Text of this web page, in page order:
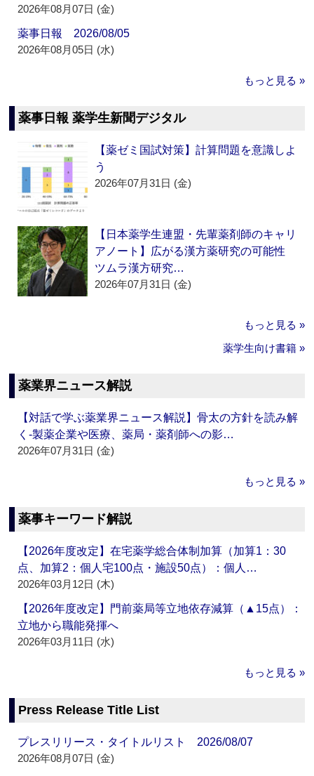
2026年08月07日 (金)
薬事日報 2026/08/05
2026年08月05日 (水)
もっと見る »
薬事日報 薬学生新聞デジタル
【薬ゼミ国試対策】計算問題を意識しよ
う
2026年07月31日 (金)
【日本薬学生連盟・先輩薬剤師のキャリ
アノート】広がる漢方薬研究の可能性
ツムラ漢方研究…
2026年07月31日 (金)
もっと見る »
薬学生向け書籍 »
薬業界ニュース解説
【対話で学ぶ薬業界ニュース解説】骨太の方針を読み解
く‐製薬企業や医療、薬局・薬剤師への影…
2026年07月31日 (金)
もっと見る »
薬事キーワード解説
【2026年度改定】在宅薬学総合体制加算（加算1：30
点、加算2：個人宅100点・施設50点）：個人…
2026年03月12日 (木)
【2026年度改定】門前薬局等立地依存減算（▲15点）：
立地から職能発揮へ
2026年03月11日 (水)
もっと見る »
Press Release Title List
プレスリリース・タイトルリスト 2026/08/07
2026年08月07日 (金)